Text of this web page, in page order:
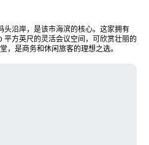
头沿岸，是该市海滨的核心。这家拥有
方英尺的灵活会议空间，可欣赏壮丽的
，是商务和休闲旅客的理想之选。